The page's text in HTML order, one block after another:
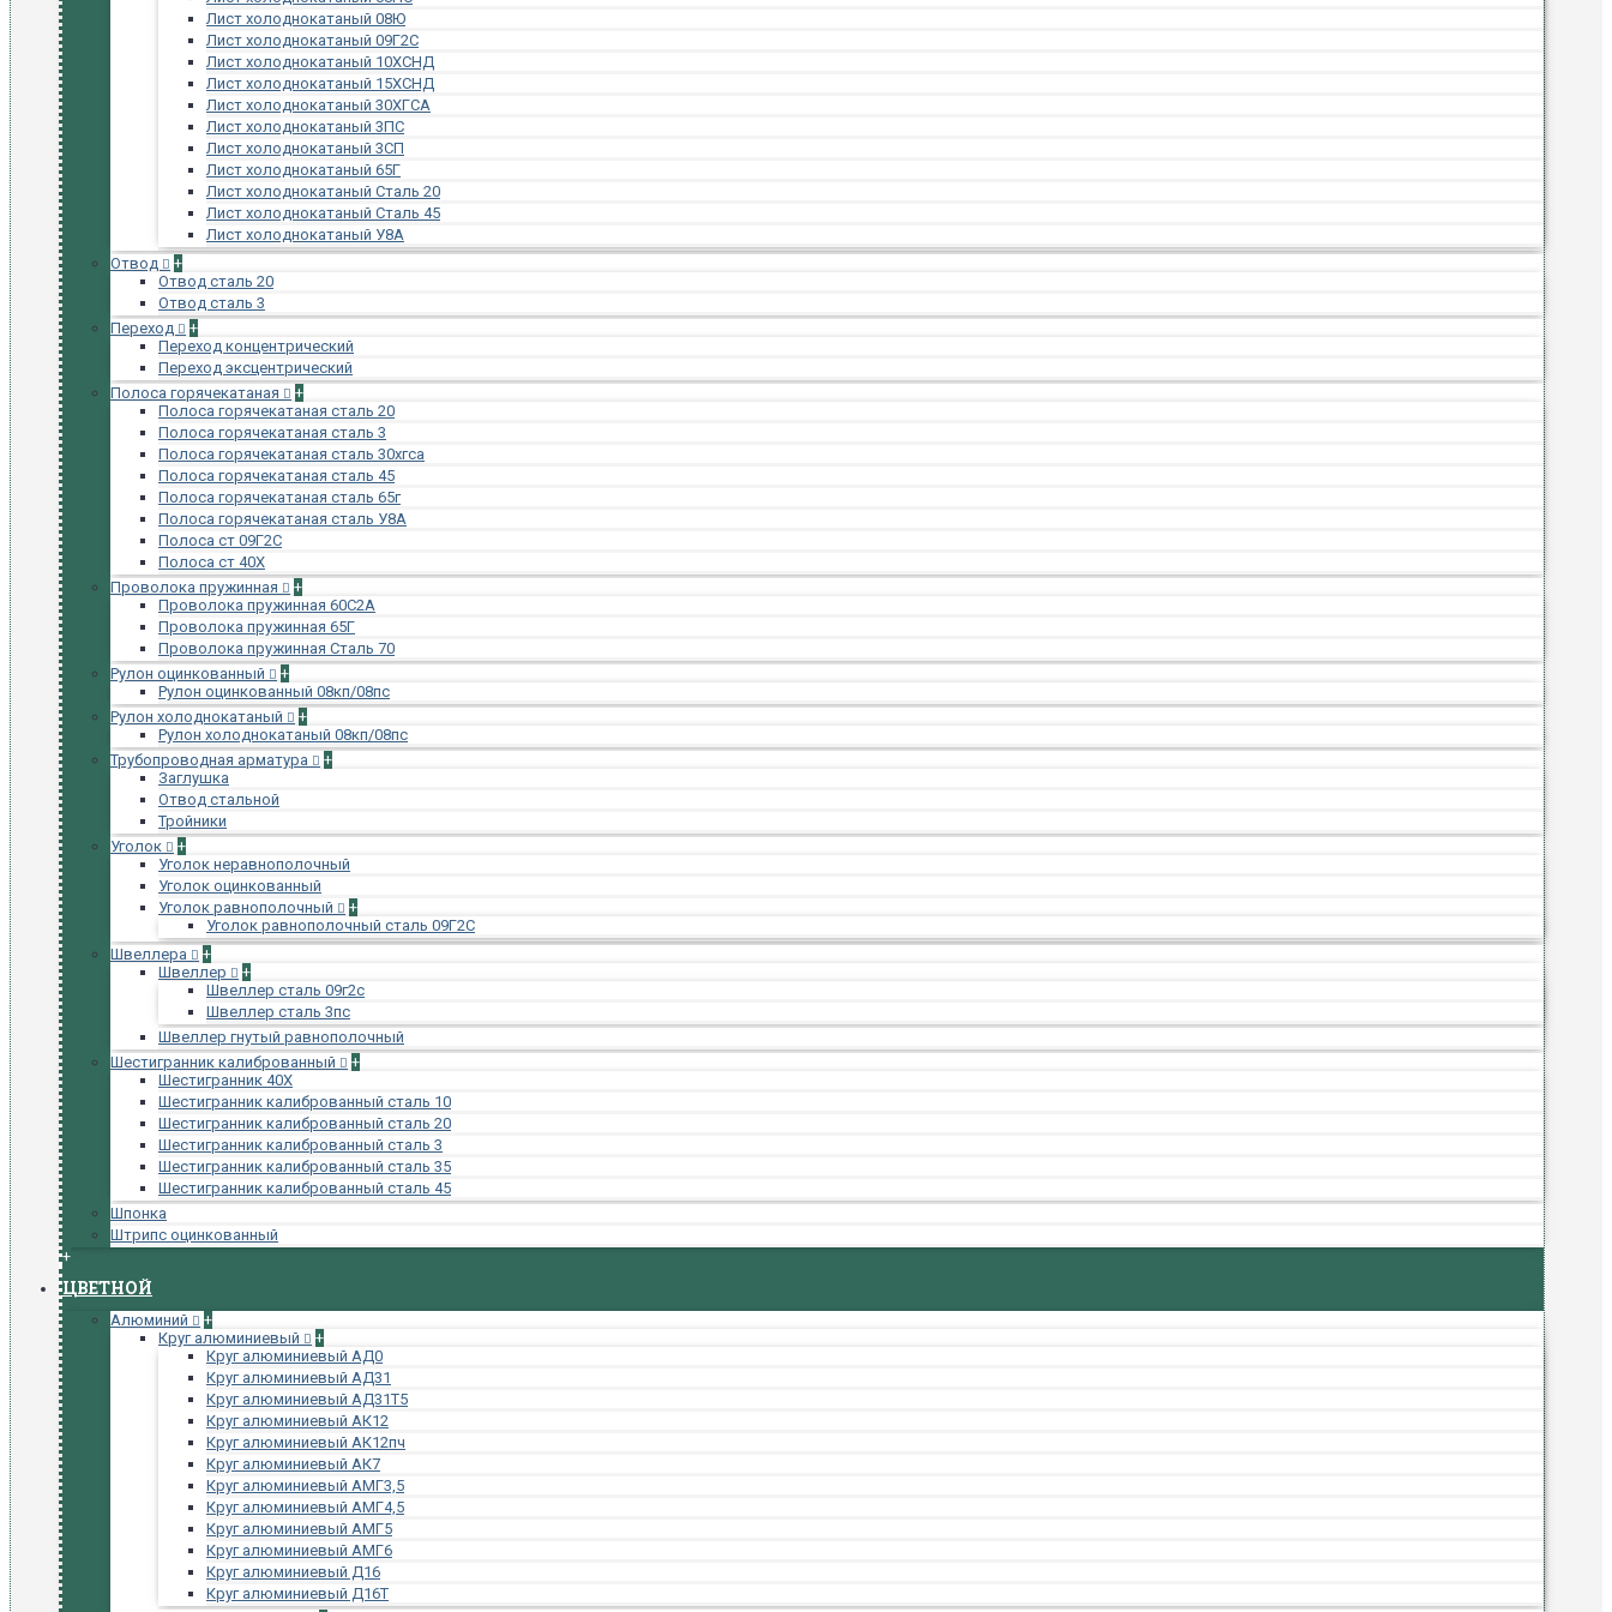
Лист холоднокатаный 08Ю
Лист холоднокатаный 09Г2С
Лист холоднокатаный 10ХСНД
Лист холоднокатаный 15ХСНД
Лист холоднокатаный 30ХГСА
Лист холоднокатаный 3ПС
Лист холоднокатаный 3СП
Лист холоднокатаный 65Г
Лист холоднокатаный Сталь 20
Лист холоднокатаный Сталь 45
Лист холоднокатаный У8А
Отвод
+
Отвод сталь 20
Отвод сталь 3
Переход
+
Переход концентрический
Переход эксцентрический
Полоса горячекатаная
+
Полоса горячекатаная сталь 20
Полоса горячекатаная сталь 3
Полоса горячекатаная сталь 30хгса
Полоса горячекатаная сталь 45
Полоса горячекатаная сталь 65г
Полоса горячекатаная сталь У8А
Полоса ст 09Г2С
Полоса ст 40Х
Проволока пружинная
+
Проволока пружинная 60С2А
Проволока пружинная 65Г
Проволока пружинная Сталь 70
Рулон оцинкованный
+
Рулон оцинкованный 08кп/08пс
Рулон холоднокатаный
+
Рулон холоднокатаный 08кп/08пс
Трубопроводная арматура
+
Заглушка
Отвод стальной
Тройники
Уголок
+
Уголок неравнополочный
Уголок оцинкованный
Уголок равнополочный
+
Уголок равнополочный сталь 09Г2С
Швеллера
+
Швеллер
+
Швеллер сталь 09г2с
Швеллер сталь 3пс
Швеллер гнутый равнополочный
Шестигранник калиброванный
+
Шестигранник 40Х
Шестигранник калиброванный сталь 10
Шестигранник калиброванный сталь 20
Шестигранник калиброванный сталь 3
Шестигранник калиброванный сталь 35
Шестигранник калиброванный сталь 45
Шпонка
Штрипс оцинкованный
+
ЦВЕТНОЙ
Алюминий
+
Круг алюминиевый
+
Круг алюминиевый АД0
Круг алюминиевый АД31
Круг алюминиевый АД31Т5
Круг алюминиевый АК12
Круг алюминиевый АК12пч
Круг алюминиевый АК7
Круг алюминиевый АМГ3,5
Круг алюминиевый АМГ4,5
Круг алюминиевый АМГ5
Круг алюминиевый АМГ6
Круг алюминиевый Д16
Круг алюминиевый Д16Т